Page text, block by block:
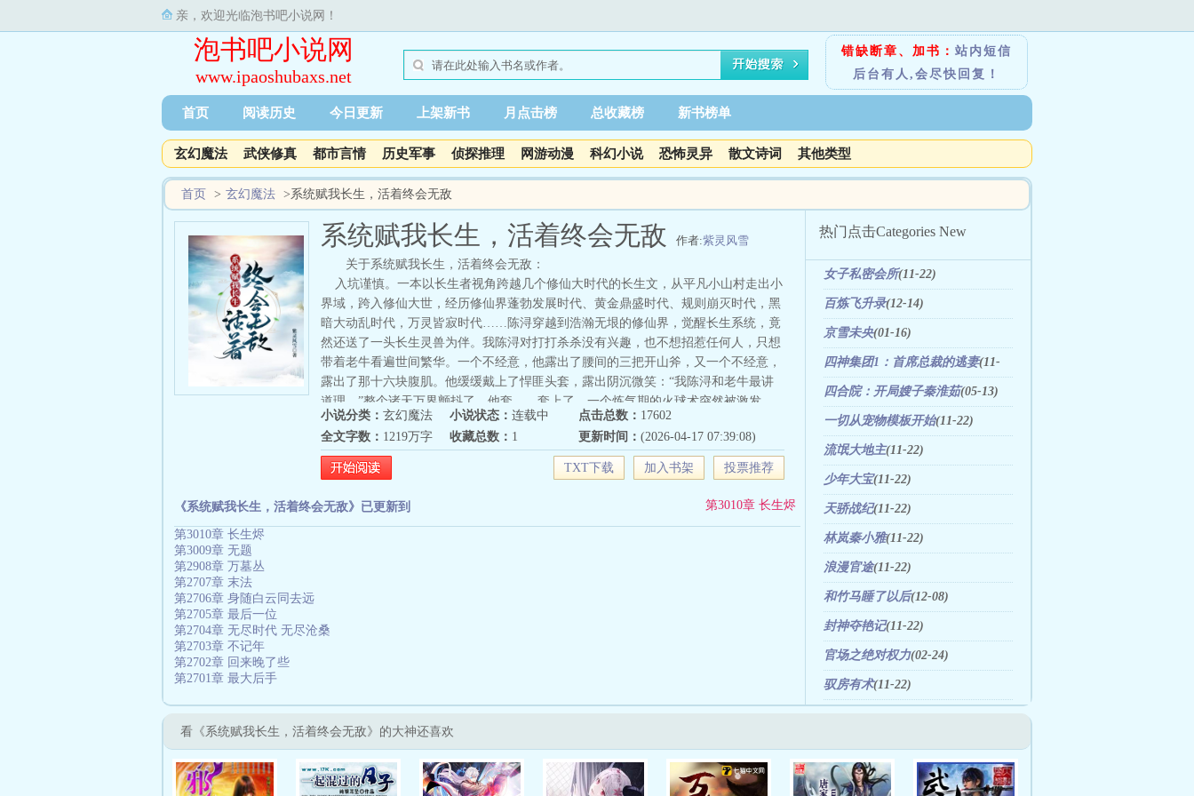
亲，欢迎光临泡书吧小说网！
泡书吧小说网
www.ipaoshubaxs.net
错缺断章、加书： 站内短信
后台有人,会尽快回复！
首页 阅读历史 今日更新 上架新书 月点击榜 总收藏榜 新书榜单
玄幻魔法 武侠修真 都市言情 历史军事 侦探推理 网游动漫 科幻小说 恐怖灵异 散文诗词 其他类型
首页 > 玄幻魔法 >系统赋我长生，活着终会无敌
系统赋我长生，活着终会无敌 作者:紫灵风雪
关于系统赋我长生，活着终会无敌：
入坑谨慎。一本以长生者视角跨越几个修仙大时代的长生文，从平凡小山村走出小
界域，跨入修仙大世，经历修仙界蓬勃发展时代、黄金鼎盛时代、规则崩灭时代，黑
暗大动乱时代，万灵皆寂时代……陈浔穿越到浩瀚无垠的修仙界，觉醒长生系统，竟
然还送了一头长生灵兽为伴。我陈浔对打打杀杀没有兴趣，也不想招惹任何人，只想
带着老牛看遍世间繁华。一个不经意，他露出了腰间的三把开山斧，又一个不经意，
露出了那十六块腹肌。他缓缓戴上了悍匪头套，露出阴沉微笑：“我陈浔和老牛最讲
道理。”整个诸天万界颤抖了，他套……套上了。一个炼气期的火球术突然被激发，
像是被加成了数千上万倍，无尽业火燃尽天穹，万灵寂灭……“阁下虽然很强，但还
不足以让我用出第三把开山斧。”—尼古拉斯悍匪，陈浔。
小说分类： 玄幻魔法 小说状态： 连载中 点击总数： 17602
全文字数： 1219万字 收藏总数： 1 更新时间： (2026-04-17 07:39:08)
TXT下载 加入书架 投票推荐
《系统赋我长生，活着终会无敌》已更新到 第3010章 长生烬
第3010章 长生烬
第3009章 无题
第2908章 万墓丛
第2707章 末法
第2706章 身随白云同去远
第2705章 最后一位
第2704章 无尽时代 无尽沧桑
第2703章 不记年
第2702章 回来晚了些
第2701章 最大后手
热门点击Categories New
女子私密会所(11-22)
百炼飞升录(12-14)
京雪未央(01-16)
四神集团1：首席总裁的逃妻(11-
22)
四合院：开局嫂子秦淮茹(05-13)
一切从宠物模板开始(11-22)
流氓大地主(11-22)
少年大宝(11-22)
天骄战纪(11-22)
林岚秦小雅(11-22)
浪漫官途(11-22)
和竹马睡了以后(12-08)
封神夺艳记(11-22)
官场之绝对权力(02-24)
驭房有术(11-22)
看《系统赋我长生，活着终会无敌》的大神还喜欢